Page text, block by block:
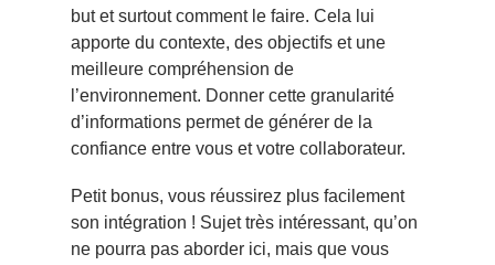
but et surtout comment le faire. Cela lui
apporte du contexte, des objectifs et une
meilleure compréhension de
l’environnement. Donner cette granularité
d’informations permet de générer de la
confiance entre vous et votre collaborateur.
Petit bonus, vous réussirez plus facilement
son intégration ! Sujet très intéressant, qu’on
ne pourra pas aborder ici, mais que vous